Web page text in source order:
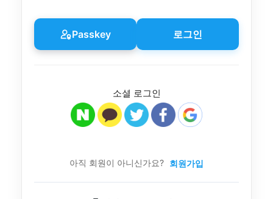
Passkey 로그인
소셜 로그인
아직 회원이 아니신가요? 회원가입